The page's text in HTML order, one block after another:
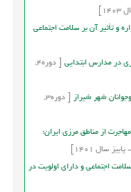
و تأثير آن بر سلامت اجتماعی
در مدارس ابتدایی [ دوره 4,
شهر شیراز دوره 3,
از مناطق مرزی ایران؛
پاییز سال
اجتماعی و دارای اولویت در